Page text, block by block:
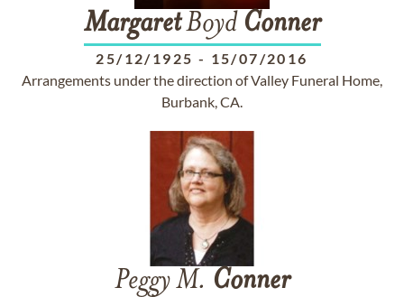
MargaretBoyd Conner
25/12/1925 - 15/07/2016
Arrangements under the direction of Valley Funeral Home,
Burbank, CA.
Peggy M. Conner